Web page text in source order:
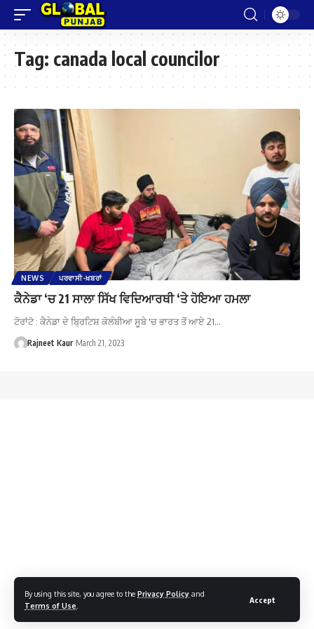
By using this site, you agree to the Privacy Policy and
Terms of Use
Accept
Tag: canada local councilor
NEWS ਪਰਵਾਸੀ-ਖ਼ਬਰਾਂ
ਕੈਨੇਡਾ ‘ਚ 21 ਸਾਲਾ ਸਿੱਖ ਵਿਦਿਆਰਥੀ ‘ਤੇ ਹੋਇਆ ਹਮਲਾ
ਟੋਰਾਂਟੋ : ਕੈਨੇਡਾ ਦੇ ਬ੍ਰਿਟਿਸ਼ ਕੋਲੰਬੀਆ ਸੂਬੇ 'ਚ ਭਾਰਤ ਤੋਂ ਆਏ 21…
Rajneet Kaur March 21, 2023